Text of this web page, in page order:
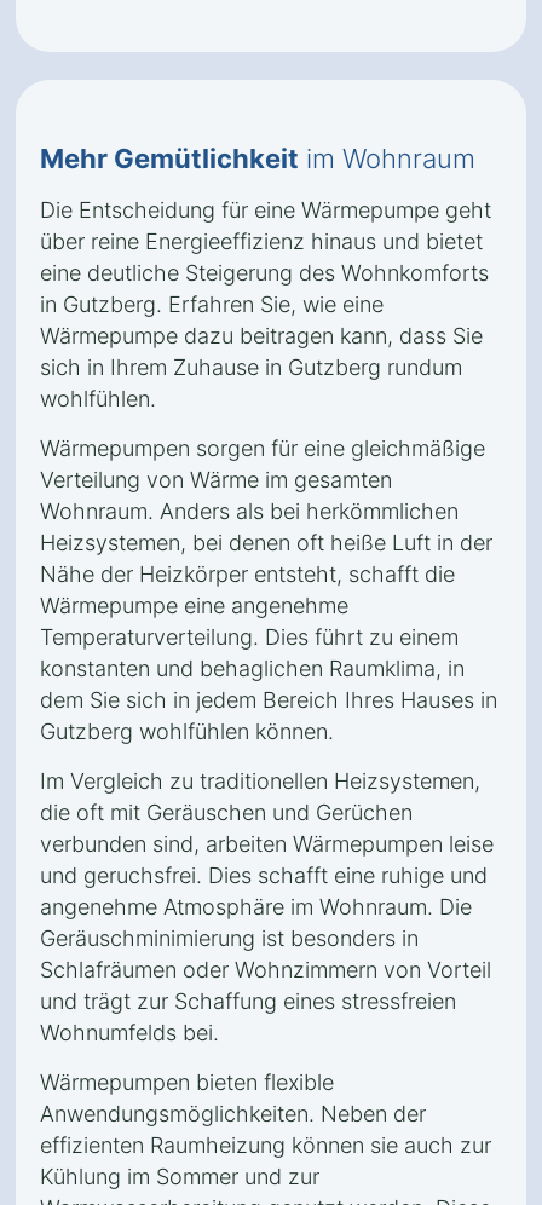
Mehr Gemütlichkeit im Wohnraum
Die Entscheidung für eine Wärmepumpe geht
über reine Energieeffizienz hinaus und bietet
eine deutliche Steigerung des Wohnkomforts
in Gutzberg. Erfahren Sie, wie eine
Wärmepumpe dazu beitragen kann, dass Sie
sich in Ihrem Zuhause in Gutzberg rundum
wohlfühlen.
Wärmepumpen sorgen für eine gleichmäßige
Verteilung von Wärme im gesamten
Wohnraum. Anders als bei herkömmlichen
Heizsystemen, bei denen oft heiße Luft in der
Nähe der Heizkörper entsteht, schafft die
Wärmepumpe eine angenehme
Temperaturverteilung. Dies führt zu einem
konstanten und behaglichen Raumklima, in
dem Sie sich in jedem Bereich Ihres Hauses in
Gutzberg wohlfühlen können.
Im Vergleich zu traditionellen Heizsystemen,
die oft mit Geräuschen und Gerüchen
verbunden sind, arbeiten Wärmepumpen leise
und geruchsfrei. Dies schafft eine ruhige und
angenehme Atmosphäre im Wohnraum. Die
Geräuschminimierung ist besonders in
Schlafräumen oder Wohnzimmern von Vorteil
und trägt zur Schaffung eines stressfreien
Wohnumfelds bei.
Wärmepumpen bieten flexible
Anwendungsmöglichkeiten. Neben der
effizienten Raumheizung können sie auch zur
Kühlung im Sommer und zur